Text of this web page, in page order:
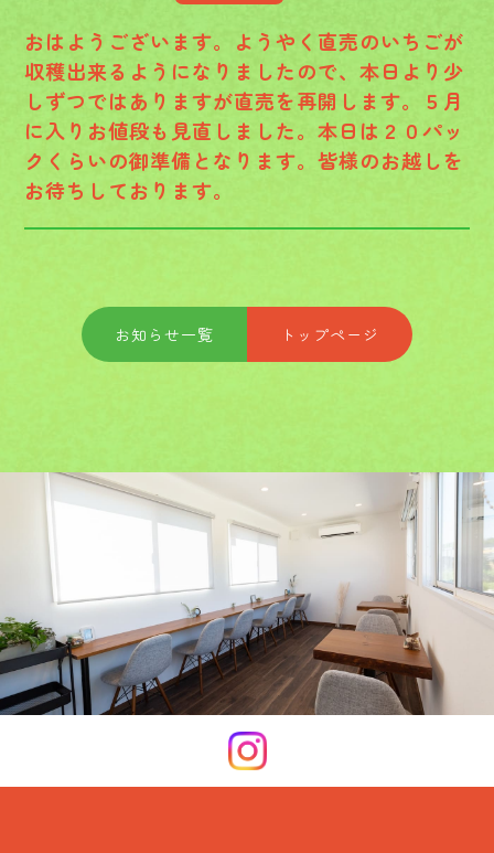
おはようございます。ようやく直売のいちごが
収穫出来るようになりましたので、本日より少
しずつではありますが直売を再開します。５月
に入りお値段も見直しました。本日は２０パッ
クくらいの御準備となります。皆様のお越しを
お待ちしております。
お知らせ一覧 トップページ